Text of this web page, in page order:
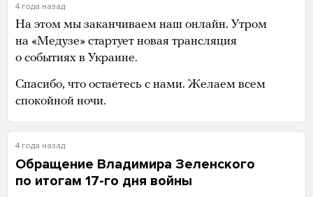
4 года назад
На этом мы заканчиваем наш онлайн. Утром
на «Медузе» стартует новая трансляция
о событиях в Украине.
Спасибо, что остаетесь с нами. Желаем всем
спокойной ночи.
4 года назад
Обращение Владимира Зеленского
по итогам 17-го дня войны